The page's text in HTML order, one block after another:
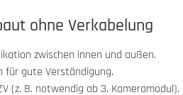
ohne Verkabelung
zwischen innen und außen.
für gute Verständigung.
(z. B. notwendig ab 3. Kameramodul).